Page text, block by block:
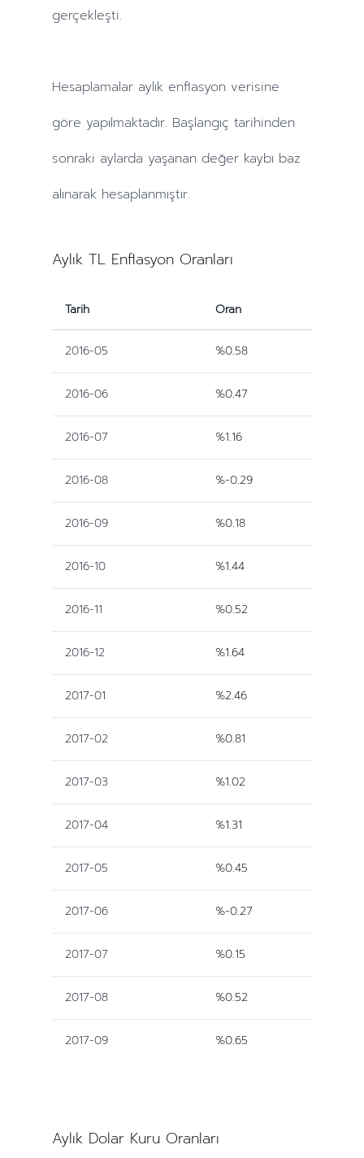
gerçekleşti.
Hesaplamalar aylık enflasyon verisine
göre yapılmaktadır. Başlangıç tarihinden
sonraki aylarda yaşanan değer kaybı baz
alınarak hesaplanmıştır.
Aylık TL Enflasyon Oranları
Tarih Oran
2016-05 %0.58
2016-06 %0.47
2016-07 %1.16
2016-08 %-0.29
2016-09 %0.18
2016-10 %1.44
2016-11 %0.52
2016-12 %1.64
2017-01 %2.46
2017-02 %0.81
2017-03 %1.02
2017-04 %1.31
2017-05 %0.45
2017-06 %-0.27
2017-07 %0.15
2017-08 %0.52
2017-09 %0.65
Aylık Dolar Kuru Oranları